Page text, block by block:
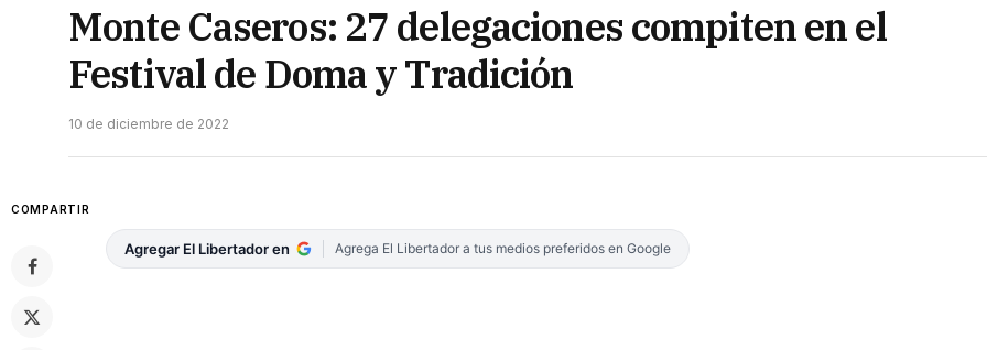
Monte Caseros: 27 delegaciones compiten en el
Festival de Doma y Tradición
10 de diciembre de 2022
COMPARTIR
Agregar El Libertador en Agrega El Libertador a tus medios preferidos en Google